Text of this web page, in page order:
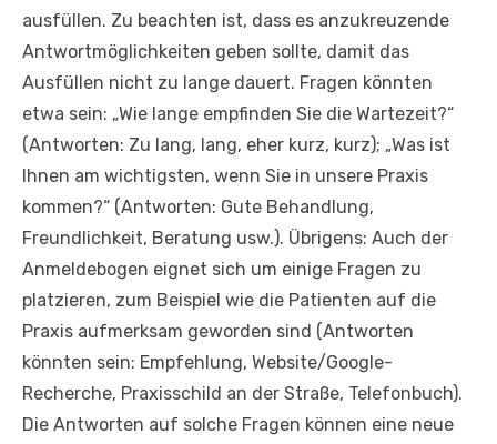
ausfüllen. Zu beachten ist, dass es anzukreuzende
Antwortmöglichkeiten geben sollte, damit das
Ausfüllen nicht zu lange dauert. Fragen könnten
etwa sein: „Wie lange empfinden Sie die Wartezeit?“
(Antworten: Zu lang, lang, eher kurz, kurz); „Was ist
Ihnen am wichtigsten, wenn Sie in unsere Praxis
kommen?“ (Antworten: Gute Behandlung,
Freundlichkeit, Beratung usw.). Übrigens: Auch der
Anmeldebogen eignet sich um einige Fragen zu
platzieren, zum Beispiel wie die Patienten auf die
Praxis aufmerksam geworden sind (Antworten
könnten sein: Empfehlung, Website/Google-
Recherche, Praxisschild an der Straße, Telefonbuch).
Die Antworten auf solche Fragen können eine neue